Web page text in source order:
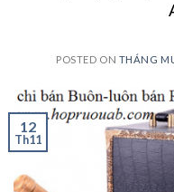
POSTED ON THÁNG
12
Th11